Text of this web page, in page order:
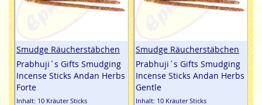
Smudge Räucherstäbchen
Prabhuji´s Gifts Smudging
Incense Sticks Andan Herbs
Forte
Inhalt: 10 Kräuter Sticks
Smudge Räucherstäbchen
Prabhuji´s Gifts Smudging
Incense Sticks Andan Herbs
Gentle
Inhalt: 10 Kräuter Sticks